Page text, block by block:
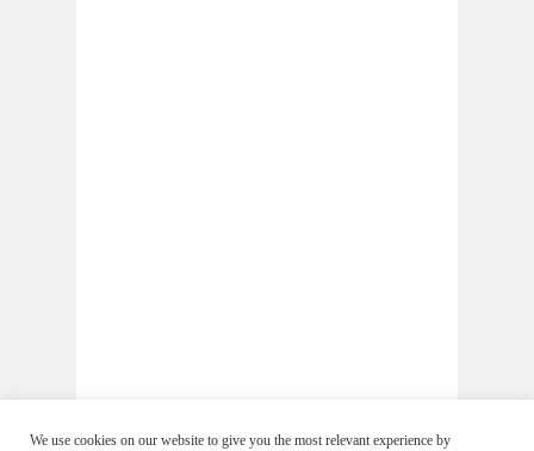
We use cookies on our website to give you the most relevant experience by